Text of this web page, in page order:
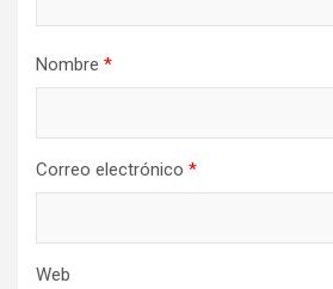
Nombre *
Correo electrónico *
Web